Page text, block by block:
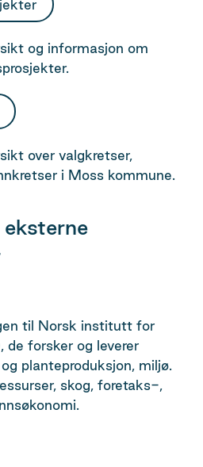
og informasjon om
over valgkretser,
i Moss kommune.
til Norsk institutt for
de forsker og leverer
planteproduksjon, miljø.
skog, foretaks-,